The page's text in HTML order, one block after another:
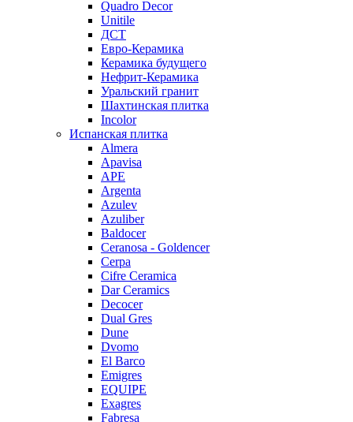
Quadro Decor
Unitile
ДСТ
Евро-Керамика
Керамика будущего
Нефрит-Керамика
Уральский гранит
Шахтинская плитка
Incolor
Испанская плитка
Almera
Apavisa
APE
Argenta
Azulev
Azuliber
Baldocer
Ceranosa - Goldencer
Cerpa
Cifre Ceramica
Dar Ceramics
Decocer
Dual Gres
Dune
Dvomo
El Barco
Emigres
EQUIPE
Exagres
Fabresa